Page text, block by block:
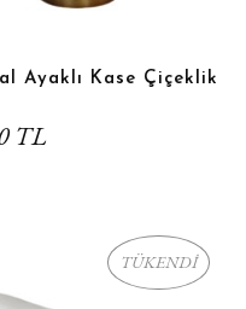
Ayaklı Kase Çiçeklik
TL
TÜKENDİ